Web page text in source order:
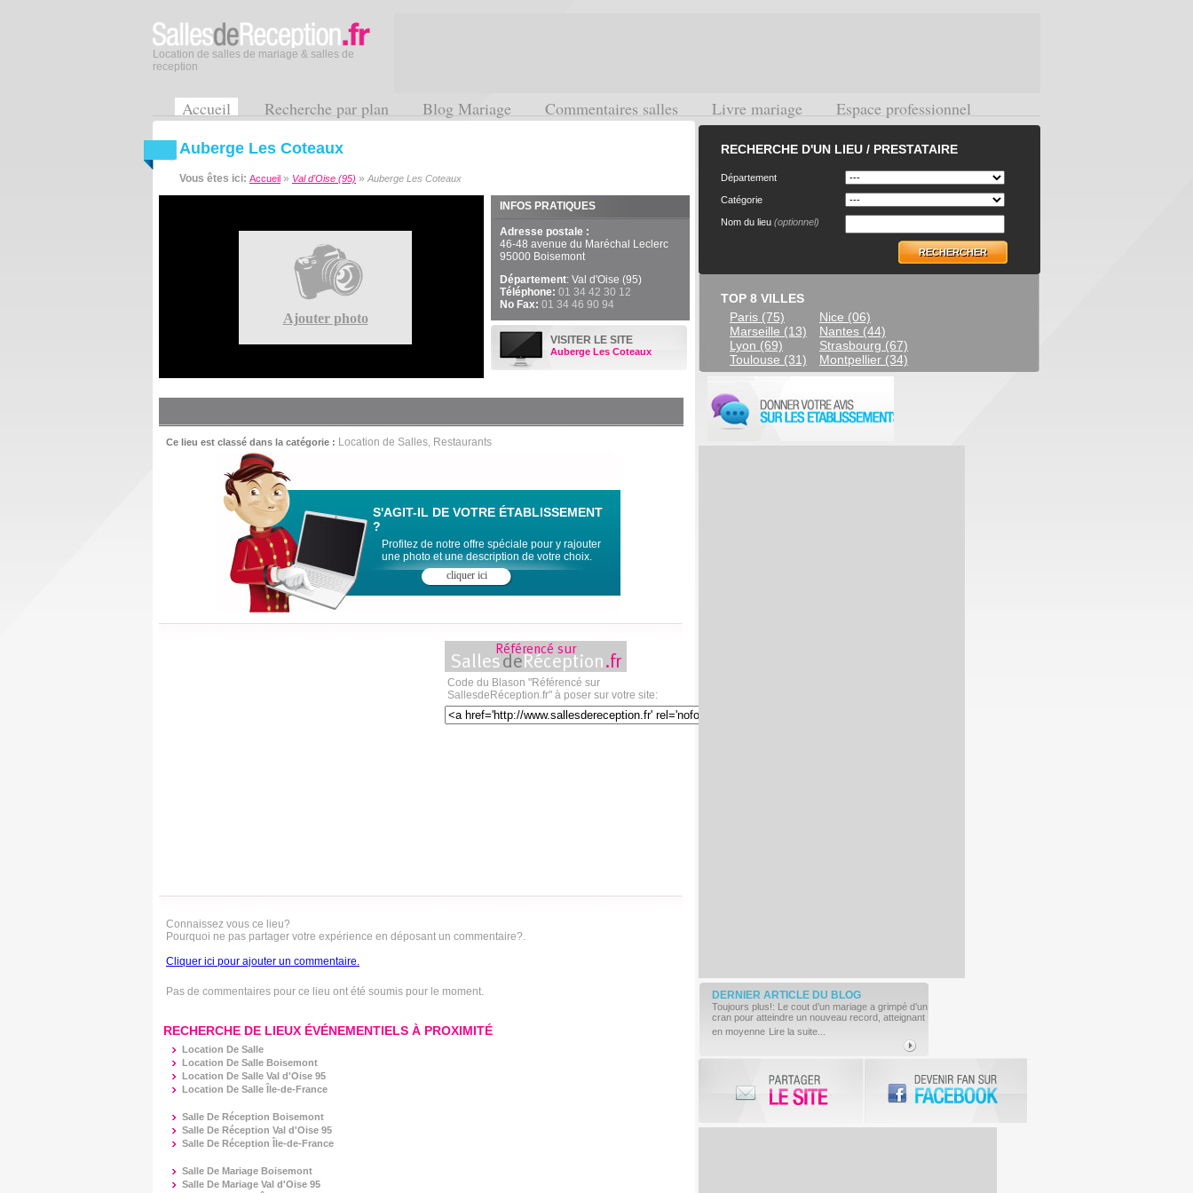
Location de salles de mariage & salles de
reception
Accueil Recherche par plan Blog Mariage Commentaires salles Livre mariage Espace professionnel
Auberge Les Coteaux
Vous êtes ici: Accueil » Val d'Oise (95) »Auberge Les Coteaux
Ajouter photo
INFOS PRATIQUES
Adresse postale :
46-48 avenue du Maréchal Leclerc
95000 Boisemont
Département: Val d'Oise (95)
Téléphone: 01 34 42 30 12
No Fax: 01 34 46 90 94
VISITER LE SITE
Auberge Les Coteaux
Ce lieu est classé dans la catégorie : Location de Salles, Restaurants
S'AGIT-IL DE VOTRE ÉTABLISSEMENT
?
Profitez de notre offre spéciale pour y rajouter
une photo et une description de votre choix.
cliquer ici
Code du Blason "Référencé sur
SallesdeRéception.fr" à poser sur votre site:
Connaissez vous ce lieu?
Pourquoi ne pas partager votre expérience en déposant un commentaire?.
Cliquer ici pour ajouter un commentaire.
Pas de commentaires pour ce lieu ont été soumis pour le moment.
RECHERCHE DE LIEUX ÉVÉNEMENTIELS À PROXIMITÉ
Location De Salle
Location De Salle Boisemont
Location De Salle Val d'Oise 95
Location De Salle Île-de-France
Salle De Réception Boisemont
Salle De Réception Val d'Oise 95
Salle De Réception Île-de-France
Salle De Mariage Boisemont
Salle De Mariage Val d'Oise 95
RECHERCHE D'UN LIEU / PRESTATAIRE
Département
Catégorie
Nom du lieu (optionnel)
RECHERCHER
TOP 8 VILLES
Paris (75)
Marseille (13)
Lyon (69)
Toulouse (31)
Nice (06)
Nantes (44)
Strasbourg (67)
Montpellier (34)
DERNIER ARTICLE DU BLOG
Toujours plus!: Le cout d’un mariage a grimpé d’un
cran pour atteindre un nouveau record, atteignant
en moyenne Lire la suite...